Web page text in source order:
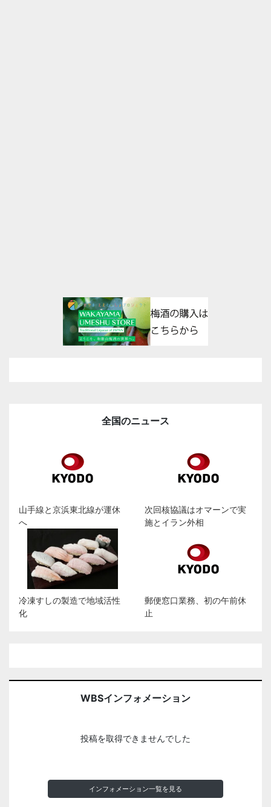
全国のニュース
山手線と京浜東北線が運休
へ
次回核協議はオマーンで実
施とイラン外相
冷凍すしの製造で地域活性
化
郵便窓口業務、初の午前休
止
WBSインフォメーション
投稿を取得できませんでした
インフォメーション一覧を見る